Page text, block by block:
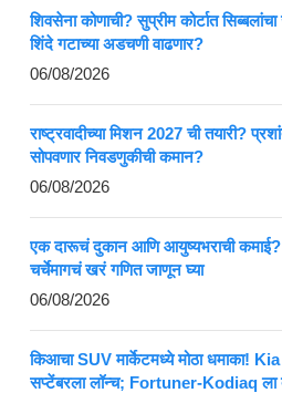
शिवसेना कोणाची? सुप्रीम कोर्टात सिब्बलांचा
शिंदे गटाच्या अडचणी वाढणार?
06/08/2026
राष्ट्रवादीच्या मिशन 2027 ची तयारी?
सोपवणार निवडणुकीची कमान?
06/08/2026
एक दारूचं दुकान आणि आयुष्यभराची कमाई?
चर्चेमागचं खरं गणित जाणून घ्या
06/08/2026
किआचा SUV मार्केटमध्ये मोठा धमाका!
सप्टेंबरला लॉन्च; Fortuner-Kodiaq ला